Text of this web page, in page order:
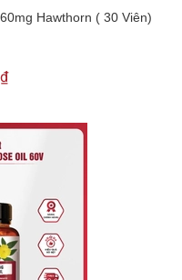
Hawthorn ( 30 Viên)